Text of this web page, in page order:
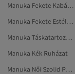
Manuka Fekete Kabátok És Dzsekik
Manuka Fekete Estélyi És Báli Ruhák
Manuka Táskatartozékok
Manuka Kék Ruházat
Manuka Női Szolid Pólók